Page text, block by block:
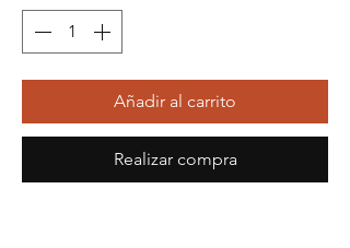
Añadir al carrito
Realizar compra